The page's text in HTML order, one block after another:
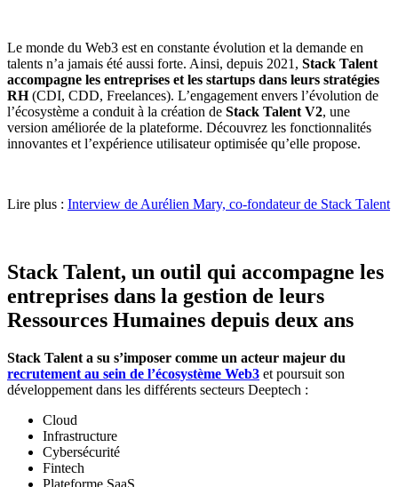
Le monde du Web3 est en constante évolution et la demande en
talents n’a jamais été aussi forte. Ainsi, depuis 2021, Stack Talent
accompagne les entreprises et les startups dans leurs stratégies
RH(CDI, CDD, Freelances). L’engagement envers l’évolution de
l’écosystème a conduit à la création de Stack Talent V2, une
version améliorée de la plateforme. Découvrez les fonctionnalités
innovantes et l’expérience utilisateur optimisée qu’elle propose.
Lire plus : Interview de Aurélien Mary, co-fondateur de Stack Talent
Stack Talent, un outil qui accompagne les
entreprises dans la gestion de leurs
Ressources Humaines depuis deux ans
Stack Talent a su s’imposer comme un acteur majeur du
recrutement au sein de l’écosystème Web3 et poursuit son
développement dans les différents secteurs Deeptech :
Cloud
Infrastructure
Cybersécurité
Fintech
Plateforme SaaS